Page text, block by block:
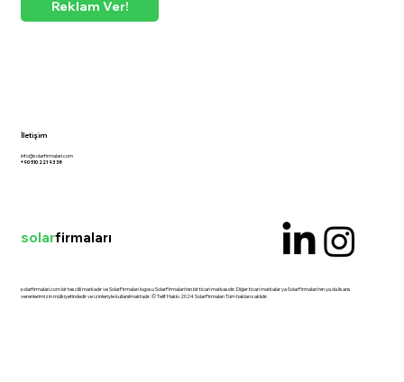
solarfirmalari.com bir tescilli markadır ve SolarFirmaları logosu SolarFirmaları'nın bir ticari markasıdır. Diğer ticari markalar ya SolarFirmaları'nın ya da lisans
verenlerimizin mülkiyetindedir ve izinleriyle kullanılmaktadır. © Telif Hakkı 2024 SolarFirmaları Tüm hakları saklıdır.
solarfirmaları
Reklam Ver!
İletişim
info@solarfirmalari.com
+90 510 221 93 38